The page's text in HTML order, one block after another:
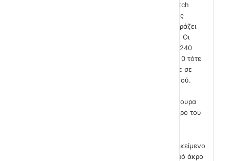
Οι θέσεις των αντικειμένων στο scratch
εκφράζονται με 2 αριθμούς. Ο πρώτος
αριθμός είναι γνωστός σαν Χ και εκφράζει
την οριζόντια θέση του αντικειμένου. Οι
τιμές που μπορεί να πάρει είναι από -240
έως 240. Αν η τιμή του Χ είναι ίση με 0 τότε
το αντικείμενο βρίσκεται οπωσδήποτε σε
κεντρική θέση οριζοντίως του σκηνικού.
αριστερό άκρο του σκηνικού είναι σίγουρα
ίση από την απόσταση από το δεξί άκρο του
Αν το Χ είναι ίσο με -240 τότε το αντικείμενο
σίγουρα βρίσκεται κάπου στο αριστερό άκρο